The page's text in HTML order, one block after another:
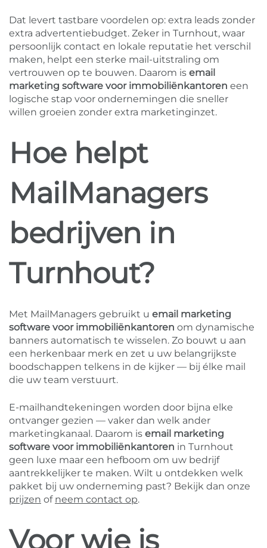
Dat levert tastbare voordelen op: extra leads zonder
extra advertentiebudget. Zeker in Turnhout, waar
persoonlijk contact en lokale reputatie het verschil
maken, helpt een sterke mail-uitstraling om
vertrouwen op te bouwen. Daarom is email
marketing software voor immobiliënkantoren een
logische stap voor ondernemingen die sneller
willen groeien zonder extra marketinginzet.
Hoe helpt
MailManagers
bedrijven in
Turnhout?
Met MailManagers gebruikt u email marketing
software voor immobiliënkantoren om dynamische
banners automatisch te wisselen. Zo bouwt u aan
een herkenbaar merk en zet u uw belangrijkste
boodschappen telkens in de kijker — bij élke mail
die uw team verstuurt.
E-mailhandtekeningen worden door bijna elke
ontvanger gezien — vaker dan welk ander
marketingkanaal. Daarom is email marketing
software voor immobiliënkantoren in Turnhout
geen luxe maar een hefboom om uw bedrijf
aantrekkelijker te maken. Wilt u ontdekken welk
pakket bij uw onderneming past? Bekijk dan onze
prijzen of neem contact op.
Voor wie is